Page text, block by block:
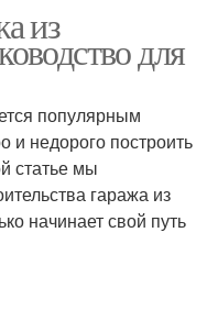
из
для
популярным
и недорого построить
статье мы
гаража из
начинает свой путь